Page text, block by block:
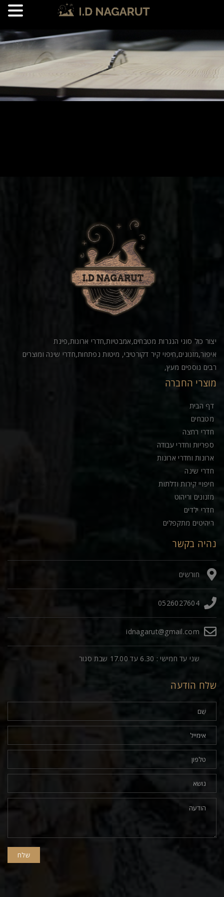
יצור כול סוגי הנגרות מטבחים,אמבטיות,חדרי ארונות,פינת
איפור,מזנונים,חיפוי קיר דקורטיבי, מיטות נפתחות,חדרי שינה ומוצרים
רבים נוספים מעץ,
מוצרי החברה
דף הבית
מטבחים
חדרי רחצה
ספריות וחדרי עבודה
ארונות וחדרי ארונות
חדרי שינה
חיפויי קירות ודלתות
מזנונים וריהוט
חדרי ילדים
ריהיטים מתקפלים
נהיה בקשר
חורשים
0526027604
idnagarut@gmail.com
שני עד חמישי : 6.30 עד 17.00 שבת סגור
שלח הודעה